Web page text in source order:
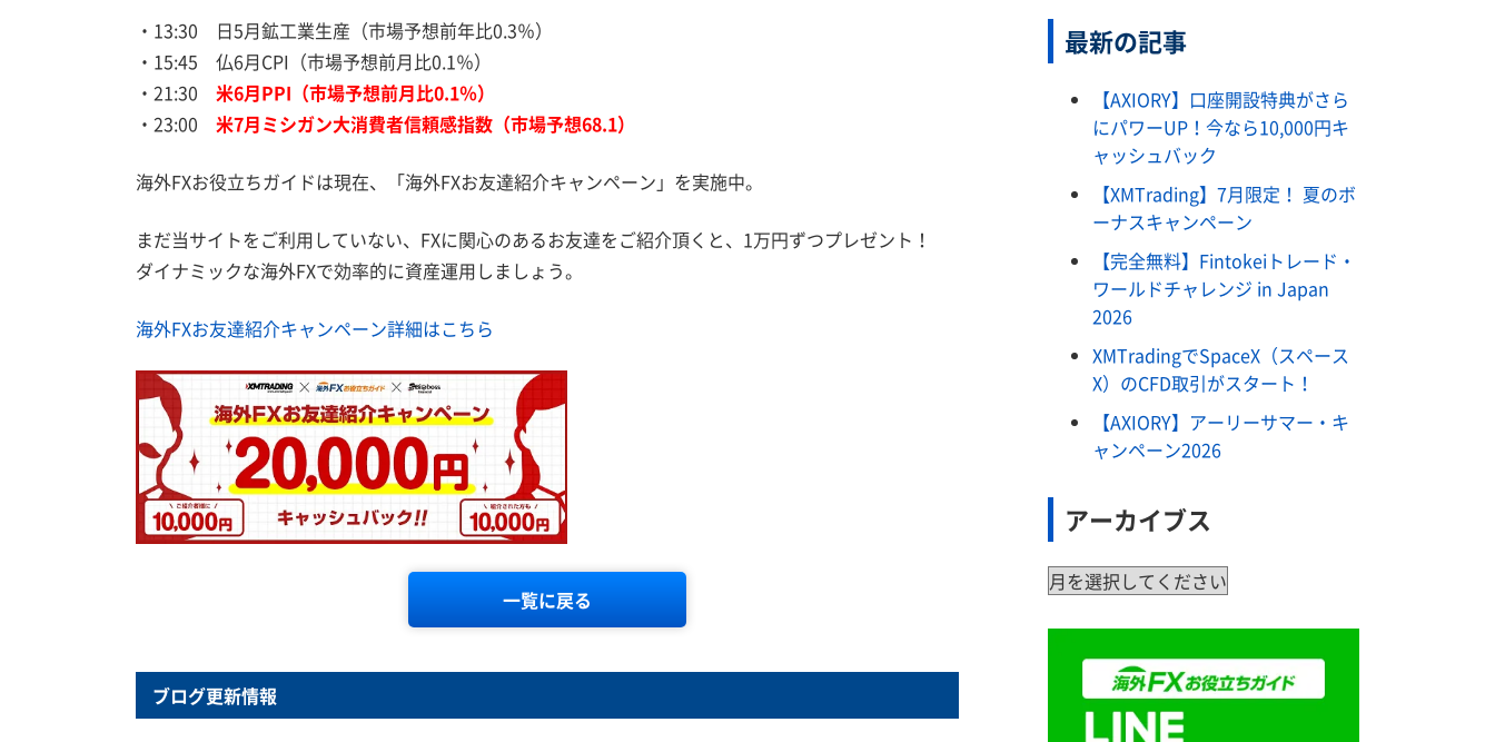
・13:30 日5月鉱工業生産（市場予想前年比0.3％）
・15:45 仏6月CPI（市場予想前月比0.1％）
・21:30 米6月PPI（市場予想前月比0.1％）
・23:00 米7月ミシガン大消費者信頼感指数（市場予想68.1）
海外FXお役立ちガイドは現在、「海外FXお友達紹介キャンペーン」を実施中。
まだ当サイトをご利用していない、FXに関心のあるお友達をご紹介頂くと、1万円ずつプレゼント！
ダイナミックな海外FXで効率的に資産運用しましょう。
海外FXお友達紹介キャンペーン詳細はこちら
一覧に戻る
ブログ更新情報
最新の記事
【AXIORY】口座開設特典がさら
にパワーUP！今なら10,000円キ
ャッシュバック
【XMTrading】7月限定！ 夏のボ
ーナスキャンペーン
【完全無料】Fintokeiトレード・
ワールドチャレンジ in Japan
2026
XMTradingでSpaceX（スペース
X）のCFD取引がスタート！
【AXIORY】アーリーサマー・キ
ャンペーン2026
アーカイブス